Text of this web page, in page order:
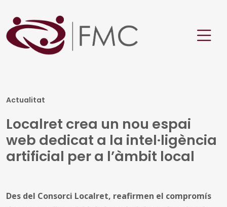
Actualitat
Localret crea un nou espai
web dedicat a la intel·ligència
artificial per a l’àmbit local
Des del Consorci Localret, reafirmen el compromís